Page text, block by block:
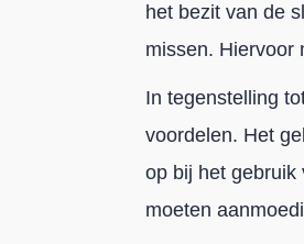
het bezit van de
missen. Hiervoor
In tegenstelling
voordelen. Het
op bij het gebruik
moeten